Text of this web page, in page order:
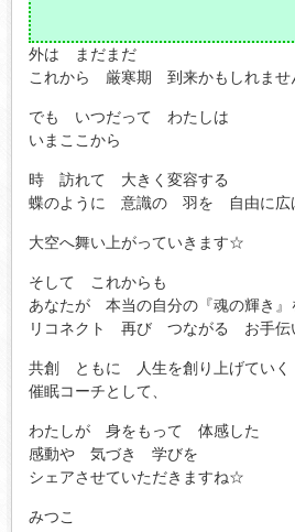
外は まだまだ
これから 厳寒期 到来かもしれませ
でも いつだって わたしは
いまここから
時 訪れて 大きく変容する
蝶のように 意識の 羽を 自由に
大空へ舞い上がっていきます☆
そして これからも
あなたが 本当の自分の『魂の輝き』
リコネクト 再び つながる お手伝
共創 ともに 人生を創り上げていく
催眠コーチとして、
わたしが 身をもって 体感した
感動や 気づき 学びを
シェアさせていただきますね☆
みつこ